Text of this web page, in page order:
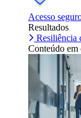
Acesso
Resultados
Resiliência
Conteúdo em